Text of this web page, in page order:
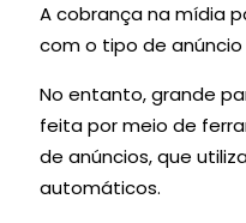
A cobrança na mídia
com o tipo de
No entanto, grande
feita por meio de
de anúncios, que
automáticos.